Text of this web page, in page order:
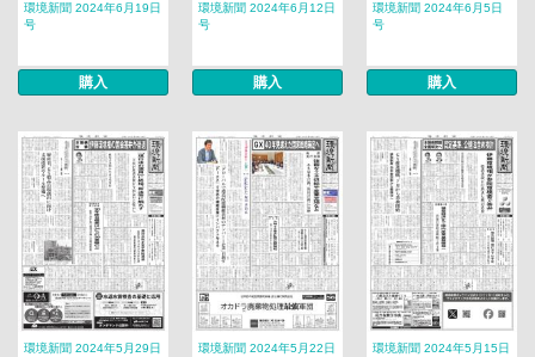
環境新聞 2024年6月19日
号
購入
環境新聞 2024年6月12日
号
購入
環境新聞 2024年6月5日
号
購入
環境新聞 2024年5月29日
環境新聞 2024年5月22日
環境新聞 2024年5月15日